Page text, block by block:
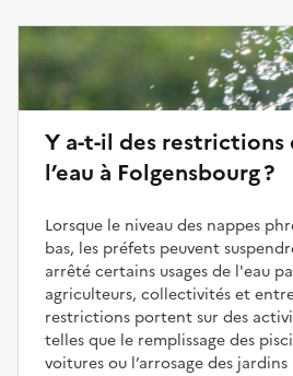
Y a-t-il des restrictions
l’eau à Folgensbourg ?
Lorsque le niveau des nappes
bas, les préfets peuvent
arrêté certains usages de l'eau
agriculteurs, collectivités et
restrictions portent sur des
telles que le remplissage des
voitures ou l’arrosage des